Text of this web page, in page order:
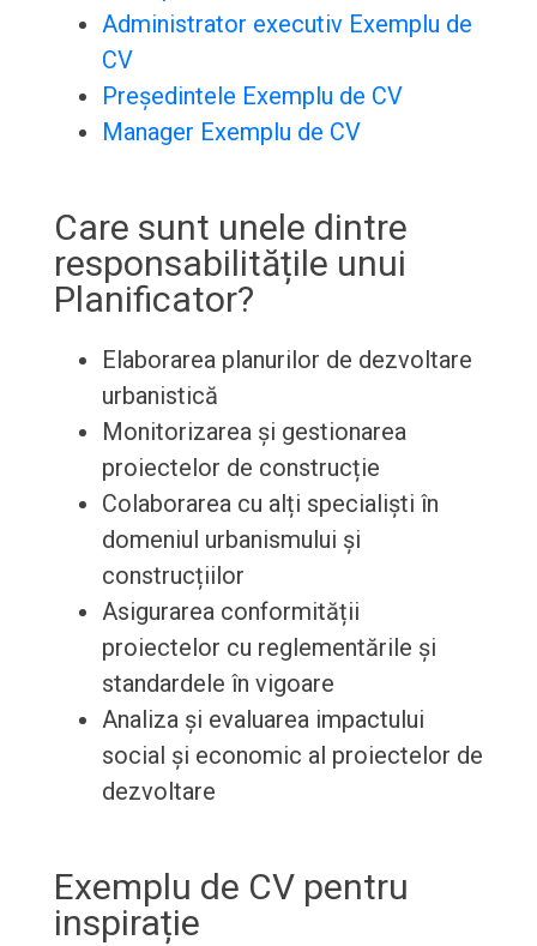
Administrator executiv Exemplu de
CV
Președintele Exemplu de CV
Manager Exemplu de CV
Care sunt unele dintre
responsabilitățile unui
Planificator?
Elaborarea planurilor de dezvoltare
urbanistică
Monitorizarea și gestionarea
proiectelor de construcție
Colaborarea cu alți specialiști în
domeniul urbanismului și
construcțiilor
Asigurarea conformității
proiectelor cu reglementările și
standardele în vigoare
Analiza și evaluarea impactului
social și economic al proiectelor de
dezvoltare
Exemplu de CV pentru
inspirație